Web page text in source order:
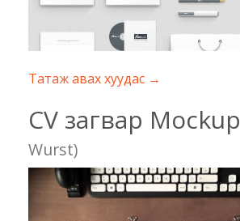
Татаж авах хуудас →
CV загвар Mockup
Wurst)